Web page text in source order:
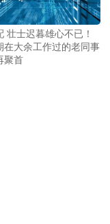
壮士迟暮雄心不已！
在大余工作过的老同事
聚首